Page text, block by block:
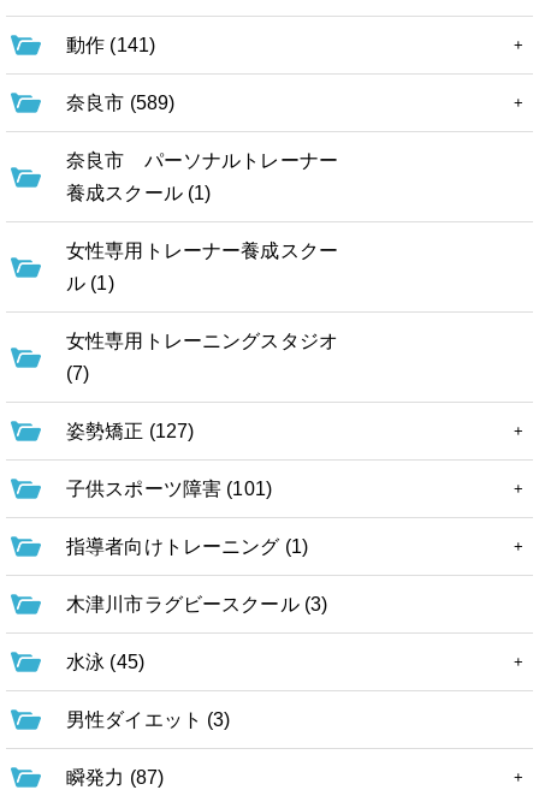
動作 (141)
奈良市 (589)
奈良市 パーソナルトレーナー
養成スクール (1)
女性専用トレーナー養成スクー
ル (1)
女性専用トレーニングスタジオ
(7)
姿勢矯正 (127)
子供スポーツ障害 (101)
指導者向けトレーニング (1)
木津川市ラグビースクール (3)
水泳 (45)
男性ダイエット (3)
瞬発力 (87)